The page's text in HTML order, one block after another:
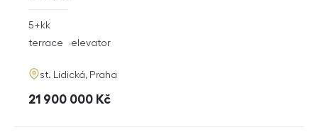
rozměry
disposition
5+kk
funkce
terrace elevator
adresa
st. Lidická, Praha
cena
21 900 000 Kč